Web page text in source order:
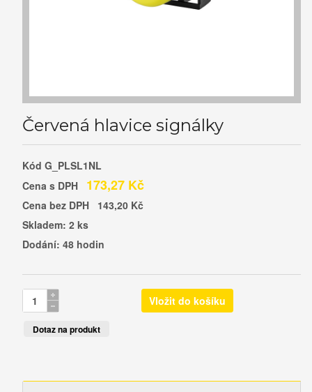
Červená hlavice signálky
Kód G_PLSL1NL
Cena s DPH
173,27 Kč
Cena bez DPH
143,20 Kč
Skladem: 2 ks
Dodání: 48 hodin
Dotaz na produkt